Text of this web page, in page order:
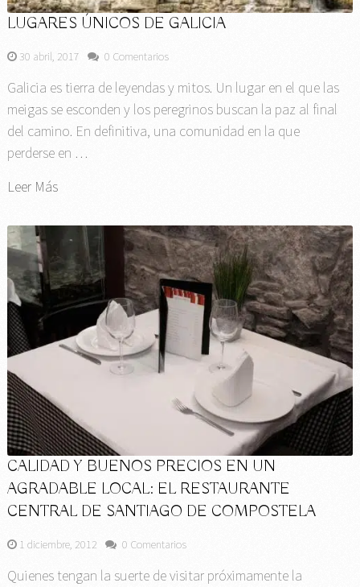
LUGARES ÚNICOS DE GALICIA
30 abril, 2017 0 Comentarios
Galicia es tierra de leyendas y mitos. Un lugar en el que las
meigas se esconden y los peregrinos buscan la paz al final
del camino. En definitiva, una comunidad en la que
perderse en …
Leer Más
CALIDAD Y BUENOS PRECIOS EN UN
AGRADABLE LOCAL: EL RESTAURANTE
CENTRAL DE SANTIAGO DE COMPOSTELA
1 diciembre, 2012 0 Comentarios
Quienes tengan la suerte de visitar próximamente la